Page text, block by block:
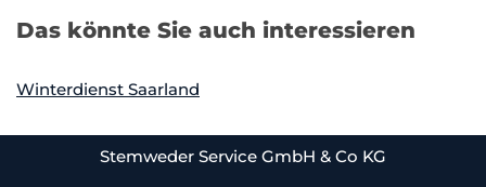
Das könnte Sie auch interessieren
Winterdienst Saarland
Stemweder Service GmbH & Co KG